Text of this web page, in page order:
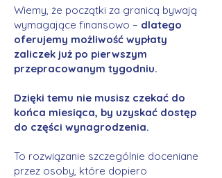
Wiemy, że początki za granicą bywają
wymagające finansowo – dlatego
oferujemy możliwość wypłaty
zaliczek już po pierwszym
przepracowanym tygodniu.
Dzięki temu nie musisz czekać do
końca miesiąca, by uzyskać dostęp
do części wynagrodzenia.
To rozwiązanie szczególnie doceniane
przez osoby, które dopiero